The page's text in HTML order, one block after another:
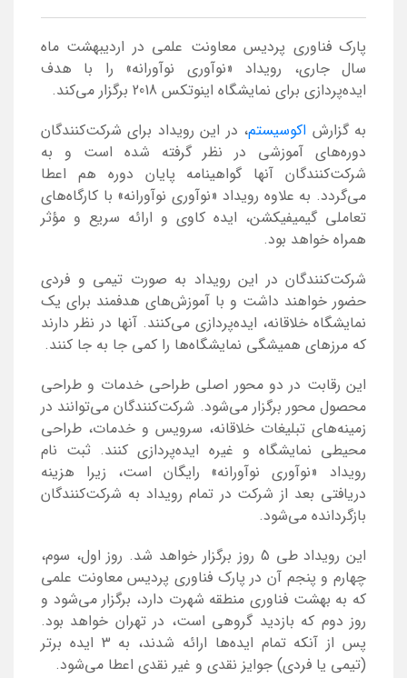
پارک فناوری پردیس معاونت علمی در اردیبهشت ماه
سال جاری، رویداد «نوآوری نوآورانه» را با هدف
ایده‌پردازی برای نمایشگاه اینوتکس 2018 برگزار می‌کند.
به گزارش اکوسیستم، در این رویداد برای شرکت‌کنندگان
دوره‌های آموزشی در نظر گرفته شده است و به
شرکت‌کنندگان آنها گواهینامه پایان دوره هم اعطا
می‌گردد. به علاوه رویداد «نوآوری نوآورانه» با کارگاه‌های
تعاملی گیمیفیکشن، ایده کاوی و ارائه سریع و مؤثر
همراه خواهد بود.
شرکت‌کنندگان در این رویداد به صورت تیمی و فردی
حضور خواهند داشت و با آموزش‌های هدفمند برای یک
نمایشگاه خلاقانه، ایده‌پردازی می‌کنند. آنها در نظر دارند
که مرزهای همیشگی نمایشگاه‌ها را کمی جا به جا کنند.
این رقابت در دو محور اصلی طراحی خدمات و طراحی
محصول محور برگزار می‌شود. شرکت‌کنندگان می‌توانند در
زمینه‌های تبلیغات خلاقانه، سرویس و خدمات، طراحی
محیطی نمایشگاه و غیره ایده‌پردازی کنند. ثبت نام
رویداد «نوآوری نوآورانه» رایگان است، زیرا هزینه
دریافتی بعد از شرکت در تمام رویداد به شرکت‌کنندگان
بازگردانده می‌شود.
این رویداد طی 5 روز برگزار خواهد شد. روز اول، سوم،
چهارم و پنجم آن در پارک فناوری پردیس معاونت علمی
که به بهشت فناوری منطقه شهرت دارد، برگزار می‌شود و
روز دوم که بازدید گروهی است، در تهران خواهد بود.
پس از آنکه تمام ایده‌ها ارائه شدند، به 3 ایده برتر
(تیمی یا فردی) جوایز نقدی و غیر نقدی اعطا می‌شود.